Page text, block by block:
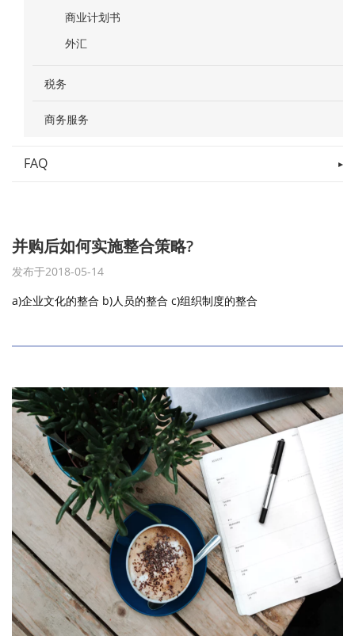
商业计划书
外汇
税务
商务服务
FAQ
并购后如何实施整合策略?
发布于2018-05-14
a)企业文化的整合 b)人员的整合 c)组织制度的整合